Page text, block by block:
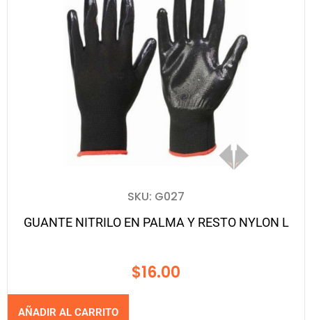
SKU: G027
GUANTE NITRILO EN PALMA Y RESTO NYLON L
$16.00
AÑADIR AL CARRITO